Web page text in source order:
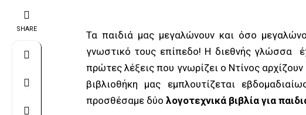
SHARE
Τα παιδιά μας μεγαλώνουν και όσο
γνωστικό τους επίπεδο! Η διεθνής γλώσσα
πρώτες λέξεις που γνωρίζει ο Ντίνος
βιβλιοθήκη μας εμπλουτίζεται
προσθέσαμε δύο λογοτεχνικά βιβλία για